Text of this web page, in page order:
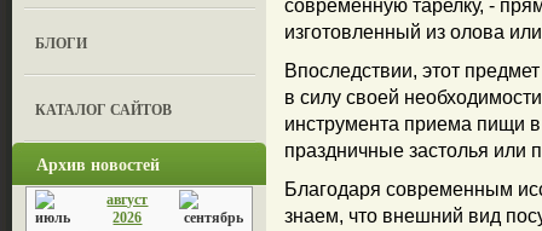
БЛОГИ
КАТАЛОГ САЙТОВ
Архив новостей
август
2026
современную тарелку, -
изготовленный из олова
Впоследствии, этот
в силу своей
инструмента приема пищи
праздничные застолья или
Благодаря современным
знаем, что внешний вид